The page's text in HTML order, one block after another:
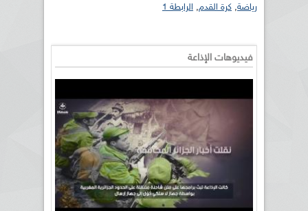
رياضة, كرة القدم, الرابطة 1
فيديوهات الإذاعة